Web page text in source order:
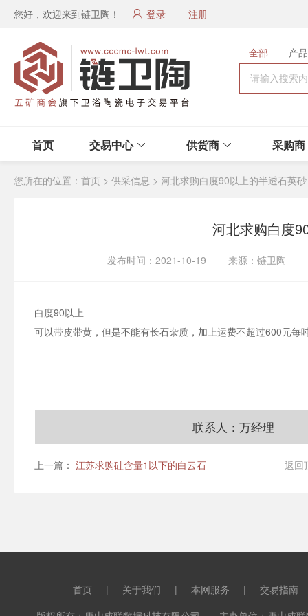
您好，欢迎来到链卫陶！ 登录 注册
全部 产品
首页 交易中心 供货商 采购商
您所在的位置： 首页 > 供采信息 > 河北求购白度90以上的半透石英砂
河北求购白度
发布时间：2021-10-19 来源：链卫陶
白度90以上
可以带皮带黄，但是不能有长石杂质，加上运费不超过600元每
联系人：万经理
上一篇： 江苏求购硅含量1以下的白云石 返回
首页 | 关于我们 | 本网服务 |
交易指南